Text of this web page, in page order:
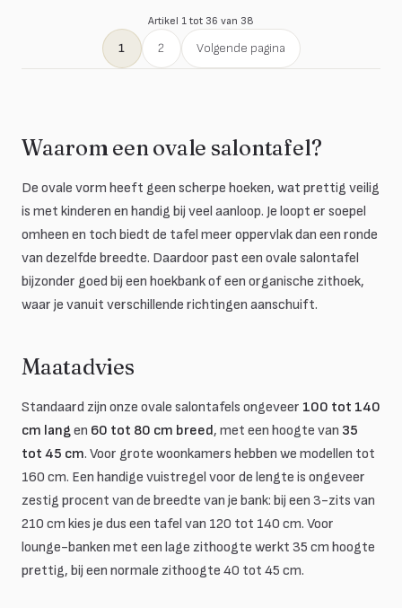
Artikel 1 tot 36 van 38
1 2 Volgende pagina
Waarom een ovale salontafel?
De ovale vorm heeft geen scherpe hoeken, wat prettig veilig
is met kinderen en handig bij veel aanloop. Je loopt er soepel
omheen en toch biedt de tafel meer oppervlak dan een ronde
van dezelfde breedte. Daardoor past een ovale salontafel
bijzonder goed bij een hoekbank of een organische zithoek,
waar je vanuit verschillende richtingen aanschuift.
Maatadvies
Standaard zijn onze ovale salontafels ongeveer 100 tot 140
cm langen 60 tot 80 cm breed, met een hoogte van 35
tot 45 cm. Voor grote woonkamers hebben we modellen tot
160 cm. Een handige vuistregel voor de lengte is ongeveer
zestig procent van de breedte van je bank: bij een 3-zits van
210 cm kies je dus een tafel van 120 tot 140 cm. Voor
lounge-banken met een lage zithoogte werkt 35 cm hoogte
prettig, bij een normale zithoogte 40 tot 45 cm.